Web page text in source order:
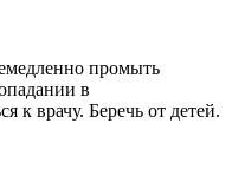
промыть
в
к врачу. Беречь от детей.